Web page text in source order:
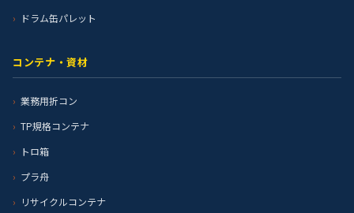
ドラム缶パレット
コンテナ・資材
業務用折コン
TP規格コンテナ
トロ箱
プラ舟
リサイクルコンテナ